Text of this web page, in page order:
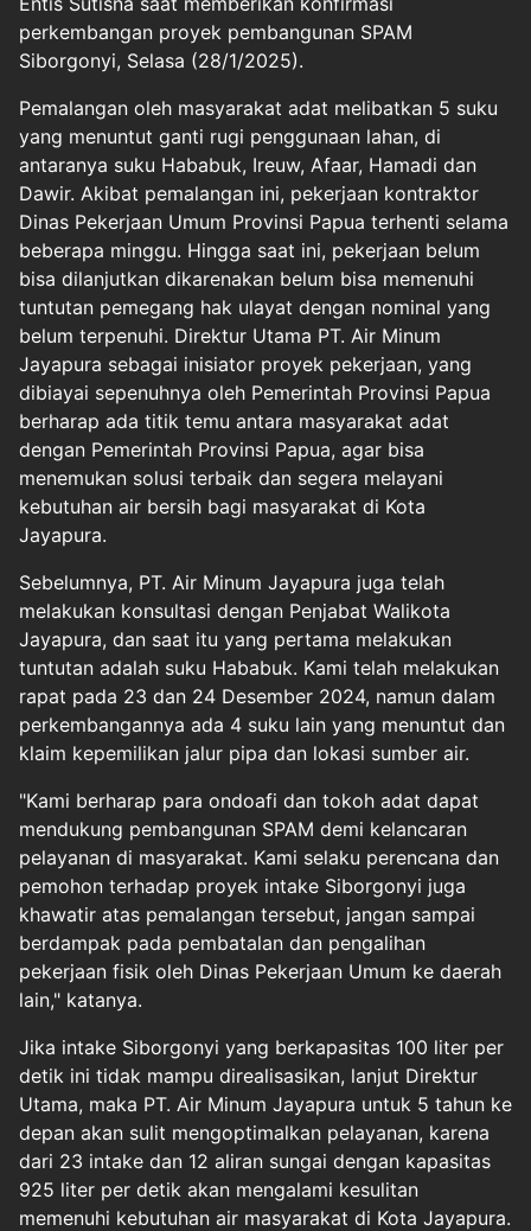
perkembangan proyek pembangunan SPAM
Siborgonyi, Selasa (28/1/2025).
Pemalangan oleh masyarakat adat melibatkan 5 suku
yang menuntut ganti rugi penggunaan lahan, di
antaranya suku Hababuk, Ireuw, Afaar, Hamadi dan
Dawir. Akibat pemalangan ini, pekerjaan kontraktor
Dinas Pekerjaan Umum Provinsi Papua terhenti selama
beberapa minggu. Hingga saat ini, pekerjaan belum
bisa dilanjutkan dikarenakan belum bisa memenuhi
tuntutan pemegang hak ulayat dengan nominal yang
belum terpenuhi. Direktur Utama PT. Air Minum
Jayapura sebagai inisiator proyek pekerjaan, yang
dibiayai sepenuhnya oleh Pemerintah Provinsi Papua
berharap ada titik temu antara masyarakat adat
dengan Pemerintah Provinsi Papua, agar bisa
menemukan solusi terbaik dan segera melayani
kebutuhan air bersih bagi masyarakat di Kota
Jayapura.
Sebelumnya, PT. Air Minum Jayapura juga telah
melakukan konsultasi dengan Penjabat Walikota
Jayapura, dan saat itu yang pertama melakukan
tuntutan adalah suku Hababuk. Kami telah melakukan
rapat pada 23 dan 24 Desember 2024, namun dalam
perkembangannya ada 4 suku lain yang menuntut dan
klaim kepemilikan jalur pipa dan lokasi sumber air.
"Kami berharap para ondoafi dan tokoh adat dapat
mendukung pembangunan SPAM demi kelancaran
pelayanan di masyarakat. Kami selaku perencana dan
pemohon terhadap proyek intake Siborgonyi juga
khawatir atas pemalangan tersebut, jangan sampai
berdampak pada pembatalan dan pengalihan
pekerjaan fisik oleh Dinas Pekerjaan Umum ke daerah
lain," katanya.
Jika intake Siborgonyi yang berkapasitas 100 liter per
detik ini tidak mampu direalisasikan, lanjut Direktur
Utama, maka PT. Air Minum Jayapura untuk 5 tahun ke
depan akan sulit mengoptimalkan pelayanan, karena
dari 23 intake dan 12 aliran sungai dengan kapasitas
925 liter per detik akan mengalami kesulitan
memenuhi kebutuhan air masyarakat di Kota Jayapura.